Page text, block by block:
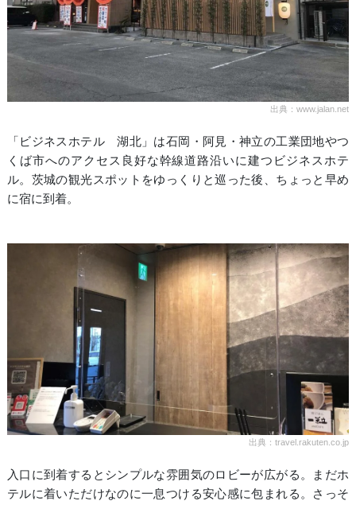
出典：www.jalan.net
「ビジネスホテル 湖北」は石岡・阿見・神立の工業団地やつ
くば市へのアクセス良好な幹線道路沿いに建つビジネスホテ
ル。茨城の観光スポットをゆっくりと巡った後、ちょっと早め
に宿に到着。
出典：travel.rakuten.co.jp
入口に到着するとシンプルな雰囲気のロビーが広がる。まだホ
テルに着いただけなのに一息つける安心感に包まれる。さっそ